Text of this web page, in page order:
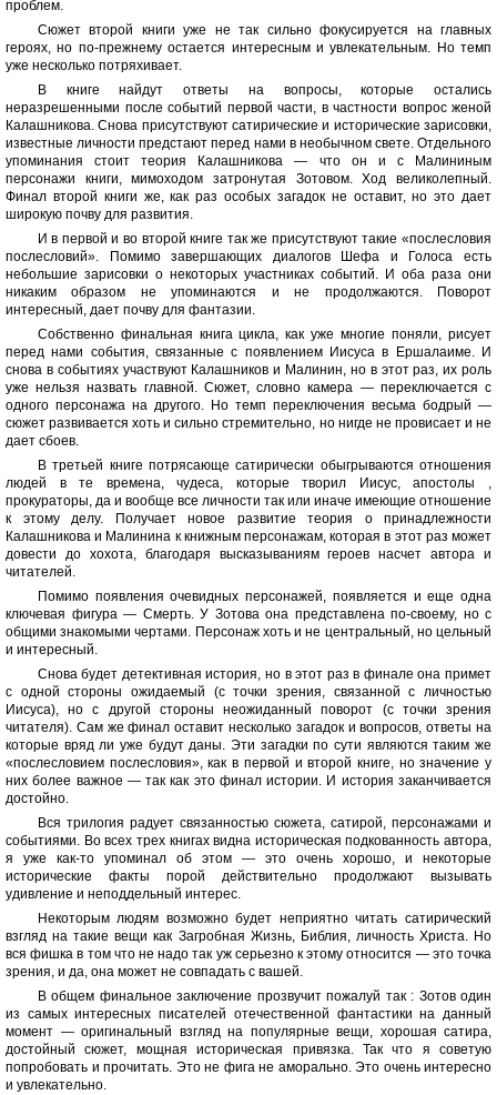
проблем.
Сюжет второй книги уже не так сильно фокусируется на главных
героях, но по-прежнему остается интересным и увлекательным. Но темп
уже несколько потряхивает.
В книге найдут ответы на вопросы, которые остались
неразрешенными после событий первой части, в частности вопрос женой
Калашникова. Снова присутствуют сатирические и исторические зарисовки,
известные личности предстают перед нами в необычном свете. Отдельного
упоминания стоит теория Калашникова — что он и с Малининым
персонажи книги, мимоходом затронутая Зотовом. Ход великолепный.
Финал второй книги же, как раз особых загадок не оставит, но это дает
широкую почву для развития.
И в первой и во второй книге так же присутствуют такие «послесловия
послесловий». Помимо завершающих диалогов Шефа и Голоса есть
небольшие зарисовки о некоторых участниках событий. И оба раза они
никаким образом не упоминаются и не продолжаются. Поворот
интересный, дает почву для фантазии.
Собственно финальная книга цикла, как уже многие поняли, рисует
перед нами события, связанные с появлением Иисуса в Ершалаиме. И
снова в событиях участвуют Калашников и Малинин, но в этот раз, их роль
уже нельзя назвать главной. Сюжет, словно камера — переключается с
одного персонажа на другого. Но темп переключения весьма бодрый —
сюжет развивается хоть и сильно стремительно, но нигде не провисает и не
дает сбоев.
В третьей книге потрясающе сатирически обыгрываются отношения
людей в те времена, чудеса, которые творил Иисус, апостолы ,
прокураторы, да и вообще все личности так или иначе имеющие отношение
к этому делу. Получает новое развитие теория о принадлежности
Калашникова и Малинина к книжным персонажам, которая в этот раз может
довести до хохота, благодаря высказываниям героев насчет автора и
читателей.
Помимо появления очевидных персонажей, появляется и еще одна
ключевая фигура — Смерть. У Зотова она представлена по-своему, но с
общими знакомыми чертами. Персонаж хоть и не центральный, но цельный
и интересный.
Снова будет детективная история, но в этот раз в финале она примет
с одной стороны ожидаемый (с точки зрения, связанной с личностью
Иисуса), но с другой стороны неожиданный поворот (с точки зрения
читателя). Сам же финал оставит несколько загадок и вопросов, ответы на
которые вряд ли уже будут даны. Эти загадки по сути являются таким же
«послесловием послесловия», как в первой и второй книге, но значение у
них более важное — так как это финал истории. И история заканчивается
достойно.
Вся трилогия радует связанностью сюжета, сатирой, персонажами и
событиями. Во всех трех книгах видна историческая подкованность автора,
я уже как-то упоминал об этом — это очень хорошо, и некоторые
исторические факты порой действительно продолжают вызывать
удивление и неподдельный интерес.
Некоторым людям возможно будет неприятно читать сатирический
взгляд на такие вещи как Загробная Жизнь, Библия, личность Христа. Но
вся фишка в том что не надо так уж серьезно к этому относится — это точка
зрения, и да, она может не совпадать с вашей.
В общем финальное заключение прозвучит пожалуй так : Зотов один
из самых интересных писателей отечественной фантастики на данный
момент — оригинальный взгляд на популярные вещи, хорошая сатира,
достойный сюжет, мощная историческая привязка. Так что я советую
попробовать и прочитать. Это не фига не аморально. Это очень интересно
и увлекательно.